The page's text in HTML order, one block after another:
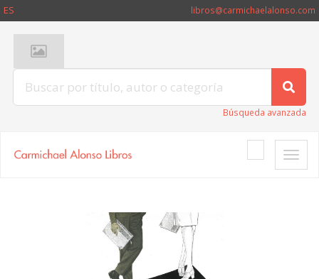
ES libros@carmichaelalonso.com
Búsqueda avanzada
Toggle